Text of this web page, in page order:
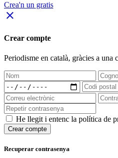
Crea'n un gratis
close
Crear compte
Periodisme en català, gràcies a una
He llegit i entenc la política de
Crear compte
Recuperar contrasenya